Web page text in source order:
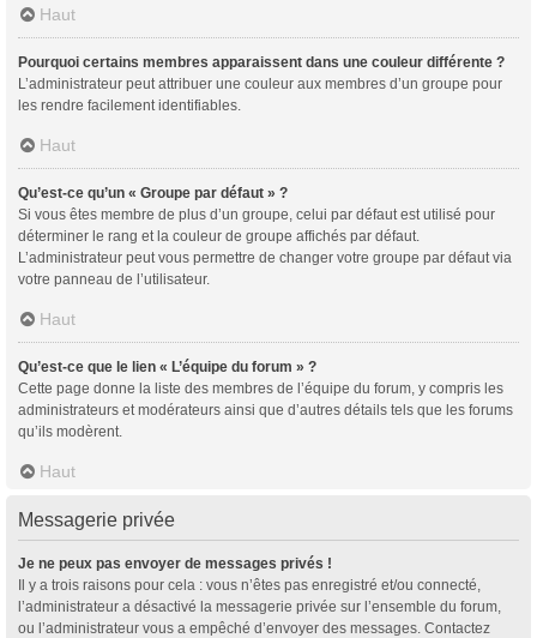
Haut
Pourquoi certains membres apparaissent dans une couleur différente ?
L’administrateur peut attribuer une couleur aux membres d’un groupe pour
les rendre facilement identifiables.
Haut
Qu’est-ce qu’un « Groupe par défaut » ?
Si vous êtes membre de plus d’un groupe, celui par défaut est utilisé pour
déterminer le rang et la couleur de groupe affichés par défaut.
L’administrateur peut vous permettre de changer votre groupe par défaut via
votre panneau de l’utilisateur.
Haut
Qu’est-ce que le lien « L’équipe du forum » ?
Cette page donne la liste des membres de l’équipe du forum, y compris les
administrateurs et modérateurs ainsi que d’autres détails tels que les forums
qu’ils modèrent.
Haut
Messagerie privée
Je ne peux pas envoyer de messages privés !
Il y a trois raisons pour cela : vous n’êtes pas enregistré et/ou connecté,
l’administrateur a désactivé la messagerie privée sur l’ensemble du forum,
ou l’administrateur vous a empêché d’envoyer des messages. Contactez